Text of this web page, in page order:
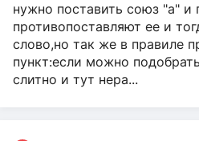
нужно поставить союз "а" и
противопоставляют ее и
слово,но так же в правиле
пункт:если можно
слитно и тут нера...